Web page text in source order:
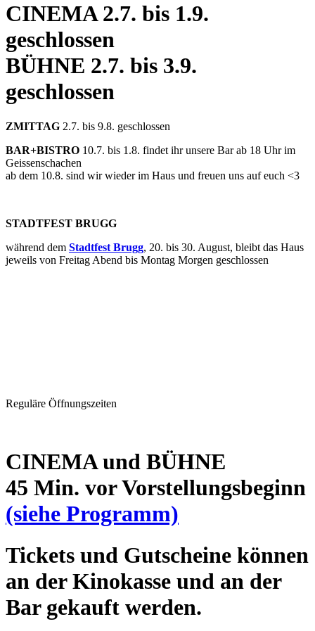
CINEMA2.7. bis 1.9.
geschlossen
BÜHNE 2.7. bis 3.9.
geschlossen
ZMITTAG 2.7. bis 9.8. geschlossen
BAR+BISTRO 10.7. bis 1.8. findet ihr unsere Bar ab 18 Uhr im
Geissenschachen
ab dem 10.8. sind wir wieder im Haus und freuen uns auf euch <3
STADTFEST BRUGG
während dem Stadtfest Brugg, 20. bis 30. August, bleibt das Haus
jeweils von Freitag Abend bis Montag Morgen geschlossen
Reguläre Öffnungszeiten
CINEMA und BÜHNE
45 Min. vor Vorstellungsbeginn
(siehe Programm)
Tickets und Gutscheine können
an der Kinokasse und an der
Bar gekauft werden.